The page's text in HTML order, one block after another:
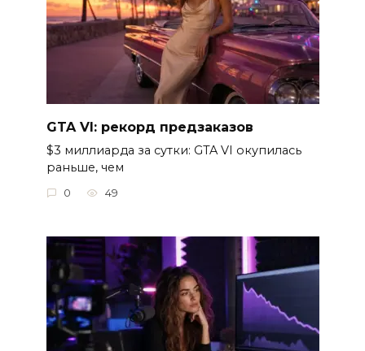
GTA VI: рекорд предзаказов
$3 миллиарда за сутки: GTA VI окупилась
раньше, чем
0 49